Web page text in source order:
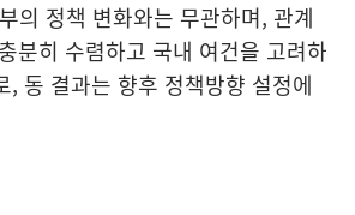
의 정책 변화와는 무관하며, 관계
분히 수렴하고 국내 여건을 고려하
, 동 결과는 향후 정책방향 설정에